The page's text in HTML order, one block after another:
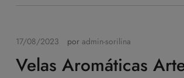
17/08/2023 por admin-sorilina
Velas Aromáticas